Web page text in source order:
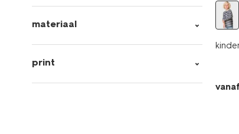
materiaal
print
vanaf